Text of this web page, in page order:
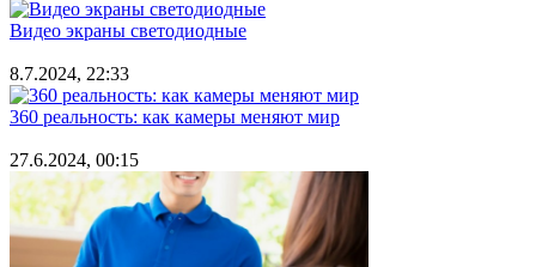
Видео экраны светодиодные
8.7.2024, 22:33
360 реальность: как камеры меняют мир
27.6.2024, 00:15